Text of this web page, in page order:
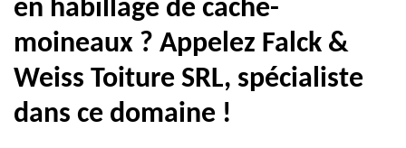
en habillage de cache-
moineaux ? Appelez Falck &
Weiss Toiture SRL, spécialiste
dans ce domaine !